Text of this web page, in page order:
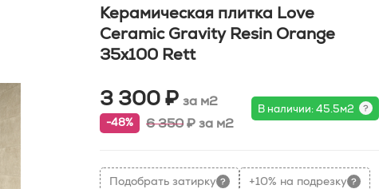
Керамическая плитка Love
Ceramic Gravity Resin Orange
35x100 Rett
3 300 ₽ за м2
-48% 6 350₽за м2
В наличии: 45.5м2
Подобрать затирку +10% на подрезку